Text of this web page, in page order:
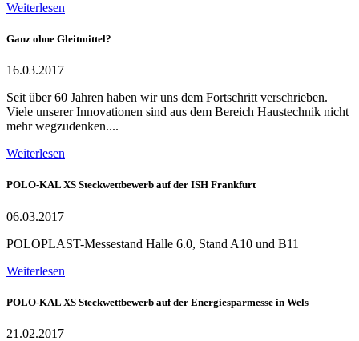
Weiterlesen
Ganz ohne Gleitmittel?
16.03.2017
Seit über 60 Jahren haben wir uns dem Fortschritt verschrieben.
Viele unserer Innovationen sind aus dem Bereich Haustechnik nicht
mehr wegzudenken....
Weiterlesen
POLO-KAL XS Steckwettbewerb auf der ISH Frankfurt
06.03.2017
POLOPLAST-Messestand Halle 6.0, Stand A10 und B11
Weiterlesen
POLO-KAL XS Steckwettbewerb auf der Energiesparmesse in Wels
21.02.2017